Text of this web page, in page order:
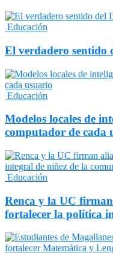
Educación
El verdadero sentido
Educación
Modelos locales de
computador de cada
Educación
Renca y la UC
fortalecer la política